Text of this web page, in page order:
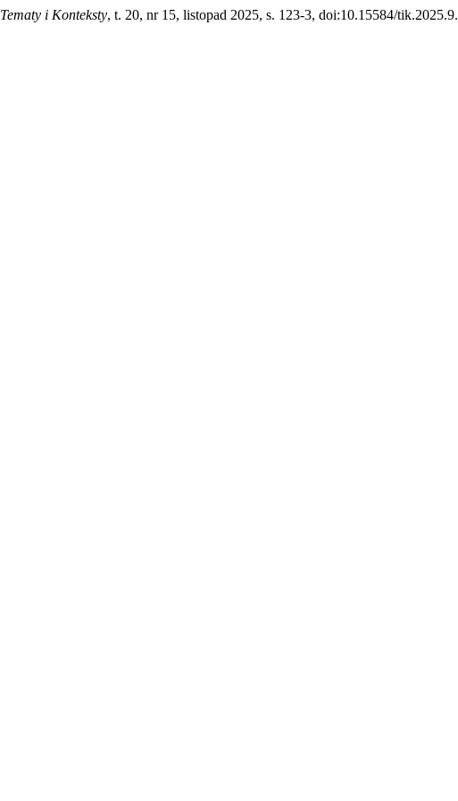
Tematy i Konteksty, t. 20, nr 15, listopad 2025, s. 123-3, doi:10.15584/tik.2025.9.